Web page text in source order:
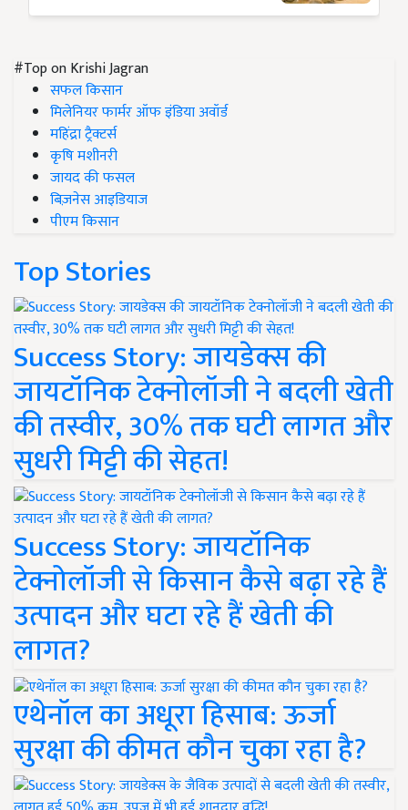
#Top on Krishi Jagran
सफल किसान
मिलेनियर फार्मर ऑफ इंडिया अवॉर्ड
महिंद्रा ट्रैक्टर्स
कृषि मशीनरी
जायद की फसल
बिज़नेस आइडियाज
पीएम किसान
Top Stories
Success Story: जायडेक्स की
जायटॉनिक टेक्नोलॉजी ने बदली खेती
की तस्वीर, 30% तक घटी लागत और
सुधरी मिट्टी की सेहत!
Success Story: जायटॉनिक
टेक्नोलॉजी से किसान कैसे बढ़ा रहे हैं
उत्पादन और घटा रहे हैं खेती की
लागत?
एथेनॉल का अधूरा हिसाब: ऊर्जा
सुरक्षा की कीमत कौन चुका रहा है?